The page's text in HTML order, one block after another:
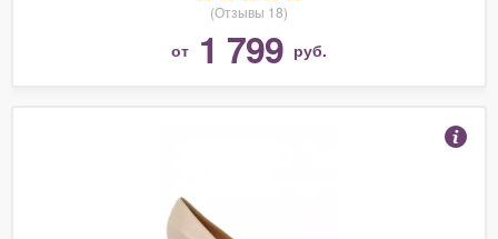
(Отзывы 18)
от 1 799 руб.